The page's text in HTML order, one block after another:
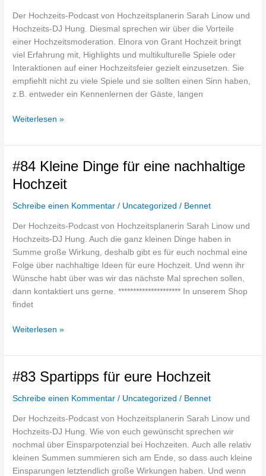
Der Hochzeits-Podcast von Hochzeitsplanerin Sarah Linow und
Hochzeits-DJ Hung. Diesmal sprechen wir über die Vorteile
einer Hochzeitsmoderation. Elnora von Grant Hochzeit bringt
viel Erfahrung mit, Highlights und multikulturelle Spiele oder
Interaktionen auf einer Hochzeitsfeier gezielt einzusetzen. Sie
empfiehlt nicht zu viele Spiele und sie sollten einen Sinn haben,
z.B. entweder ein Kennenlernen der Gäste, langen
–
Mit
Elnora
von
Grant
Hochzeit
Weiterlesen »
#84 Kleine Dinge für eine nachhaltige
Hochzeit
Schreibe einen Kommentar / Uncategorized / Bennet
Der Hochzeits-Podcast von Hochzeitsplanerin Sarah Linow und
Hochzeits-DJ Hung. Auch die ganz kleinen Dinge haben in
Summe große Wirkung, deshalb gibt es für euch nochmal eine
Folge über nachhaltige Ideen für eure Hochzeit. Und wenn ihr
Wünsche habt über was wir das nächste Mal sprechen sollen,
dann kontaktiert uns gerne. ********************* In unserem Shop
findet
#84
Dinge
für
nachhaltige
Hochzeit
Weiterlesen »
#83 Spartipps für eure Hochzeit
Schreibe einen Kommentar / Uncategorized / Bennet
Der Hochzeits-Podcast von Hochzeitsplanerin Sarah Linow und
Hochzeits-DJ Hung. Wie von euch gewünscht sprechen wir
nochmal über Einsparpotenzial bei Hochzeiten. Auch alle relativ
kleinen Summen summieren sich am Ende, so dass auch kleine
Einsparungen letztendlich große Wirkungen haben. Und wenn
#83
für